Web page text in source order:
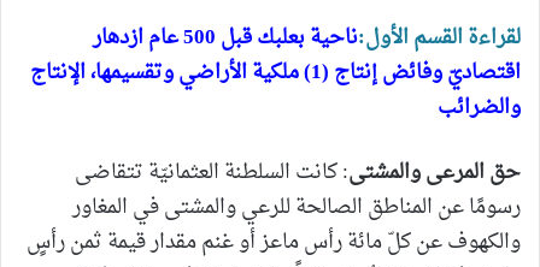
لقراءة القسم الأول:
ناحية بعلبك قبل 500 عام ازدهار
اقتصاديّ وفائض إنتاج (1) ملكية الأراضي وتقسيمها، الإنتاج
والضرائب
حق المرعى والمشتى: كانت السلطنة العثمانيّة تتقاضى
رسومًا عن المناطق الصالحة للرعي والمشتى في المغاور
والكهوف عن كلّ مائة رأس ماعز أو غنم مقدار قيمة ثمن رأسٍ